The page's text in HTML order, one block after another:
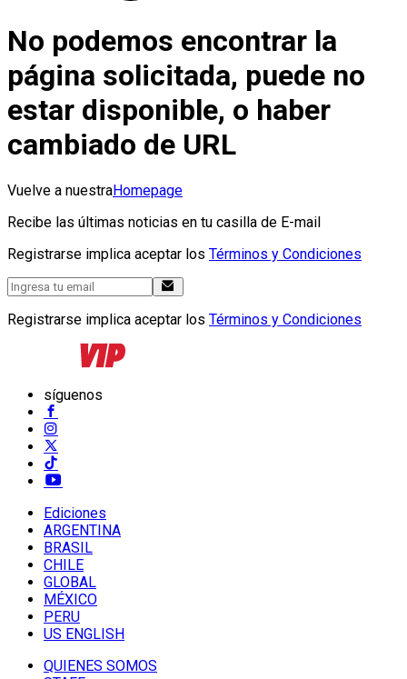
No podemos encontrar la
página solicitada, puede no
estar disponible, o haber
cambiado de URL
Vuelve a nuestraHomepage
Recibe las últimas noticias en tu casilla de E-mail
Registrarse implica aceptar los Términos y Condiciones
Registrarse implica aceptar los Términos y Condiciones
síguenos
Ediciones
ARGENTINA
BRASIL
CHILE
GLOBAL
MÉXICO
PERU
US ENGLISH
QUIENES SOMOS